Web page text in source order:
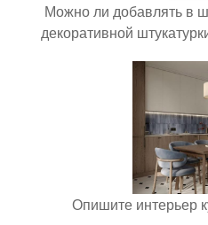
Можно ли добавлять в
декоративной
Опишите интерьер